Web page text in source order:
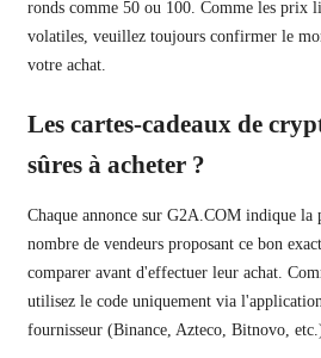
ronds comme 50 ou 100. Comme les prix
volatiles, veuillez toujours confirmer le
votre achat.
Les cartes-cadeaux de
sûres à acheter ?
Chaque annonce sur G2A.COM indique
nombre de vendeurs proposant ce bon
comparer avant d'effectuer leur achat.
utilisez le code uniquement via
fournisseur (Binance, Azteco, Bitnovo,